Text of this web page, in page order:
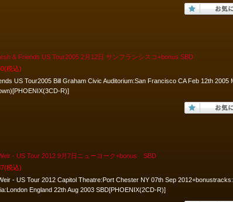
& Friends US Tour2005 2月12日 サンフランシスコ+bonus SBD
(税込)
US Tour2005 Bill Graham Civic Auditorium:San Francisco CA Feb 12th 2005
R)]
- US Tour 2012 9月7日ニューヨーク+bonus SBD
(税込)
- US Tour 2012 Capitol Theatre:Port Chester NY 07th Sep
England 22th Aug 2003 SBD[PHOENIX(2CD-R)]